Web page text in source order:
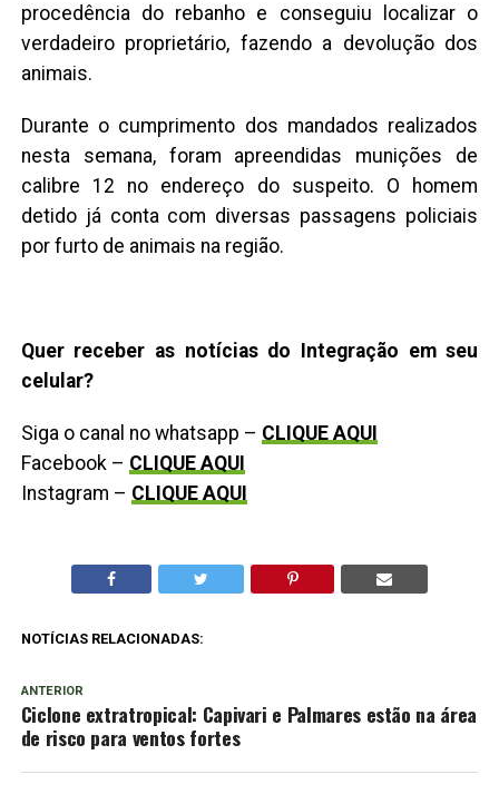
procedência do rebanho e conseguiu localizar o
verdadeiro proprietário, fazendo a devolução dos
animais.
Durante o cumprimento dos mandados realizados
nesta semana, foram apreendidas munições de
calibre 12 no endereço do suspeito. O homem
detido já conta com diversas passagens policiais
por furto de animais na região.
Quer receber as notícias do Integração em seu
celular?
Siga o canal no whatsapp – CLIQUE AQUI
Facebook – CLIQUE AQUI
Instagram – CLIQUE AQUI
NOTÍCIAS RELACIONADAS:
ANTERIOR
Ciclone extratropical: Capivari e Palmares estão na área
de risco para ventos fortes